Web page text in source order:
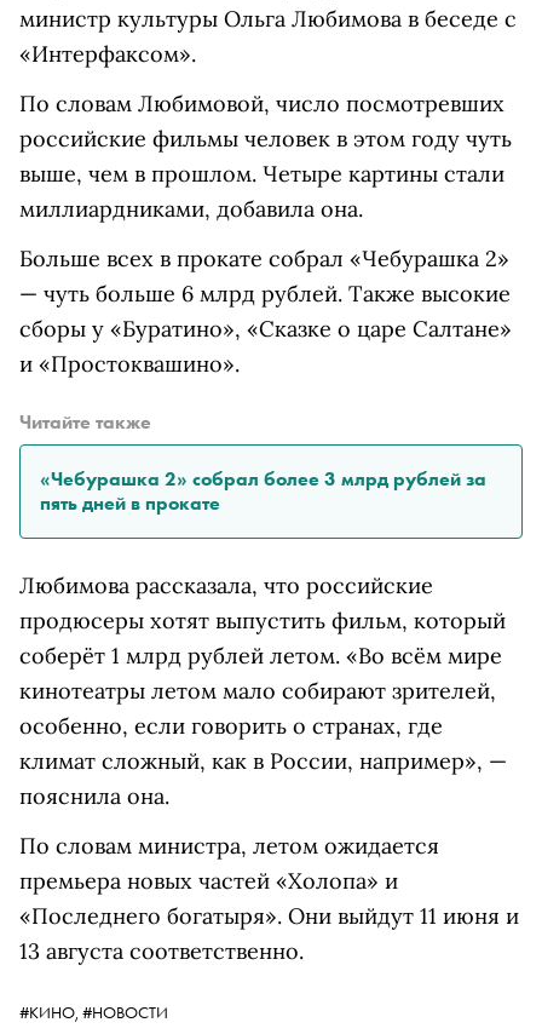
министр культуры Ольга Любимова в беседе с
«Интерфаксом».
По словам Любимовой, число посмотревших
российские фильмы человек в этом году чуть
выше, чем в прошлом. Четыре картины стали
миллиардниками, добавила она.
Больше всех в прокате собрал «Чебурашка 2»
— чуть больше 6 млрд рублей. Также высокие
сборы у «Буратино», «Сказке о царе Салтане»
и «Простоквашино».
Читайте также
«Чебурашка 2» собрал более 3 млрд рублей за
пять дней в прокате
Любимова рассказала, что российские
продюсеры хотят выпустить фильм, который
соберёт 1 млрд рублей летом. «Во всём мире
кинотеатры летом мало собирают зрителей,
особенно, если говорить о странах, где
климат сложный, как в России, например», —
пояснила она.
По словам министра, летом ожидается
премьера новых частей «Холопа» и
«Последнего богатыря». Они выйдут 11 июня и
13 августа соответственно.
#КИНО, #НОВОСТИ